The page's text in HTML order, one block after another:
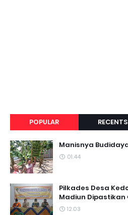
POPULAR RECENTS
Manisnya
01.44
Pilkades Desa
Madiun Dipastikan
12.03